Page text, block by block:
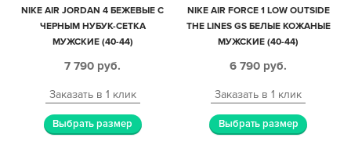
NIKE AIR JORDAN 4 БЕЖЕВЫЕ С
ЧЕРНЫМ НУБУК-СЕТКА
МУЖСКИЕ (40-44)
7 790 руб.
Заказать в 1 клик
Выбрать размер
NIKE AIR FORCE 1 LOW OUTSIDE
THE LINES GS БЕЛЫЕ КОЖАНЫЕ
МУЖСКИЕ (40-44)
6 790 руб.
Заказать в 1 клик
Выбрать размер